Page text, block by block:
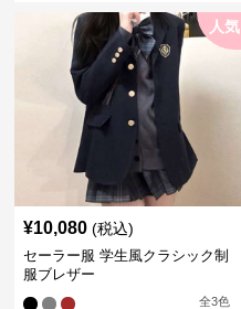
人気
¥10,080 (税込)
セーラー服 学生風クラシック制
服ブレザー
全3色